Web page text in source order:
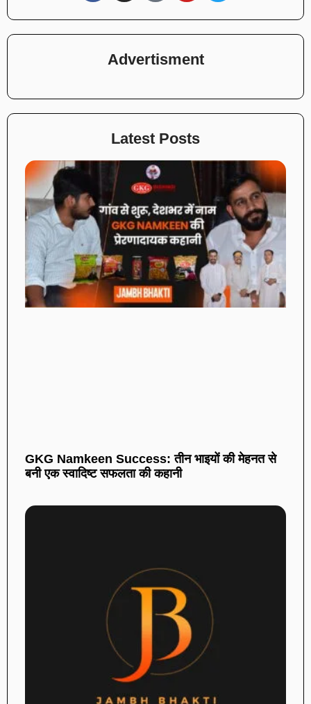
Advertisment
Latest Posts
GKG Namkeen Success: तीन भाइयों की मेहनत से
बनी एक स्वादिष्ट सफलता की कहानी